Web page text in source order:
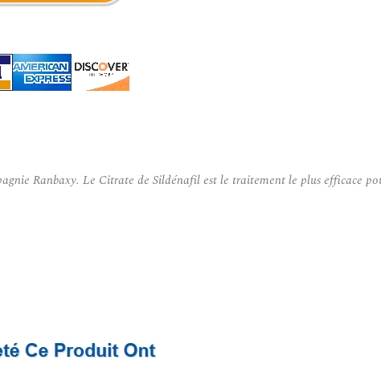
Ranbaxy. Le Citrate de Sildénafil est le traitement le plus efficace